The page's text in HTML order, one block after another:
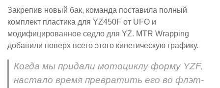
Закрепив новый бак, команда поставила полный
комплект пластика для YZ450F от UFO и
модифицированное седло для YZ. MTR Wrapping
добавили поверх всего этого кинетическую графику.
Когда мы придали мотоциклу форму YZF,
настало время превратить его во флэт-